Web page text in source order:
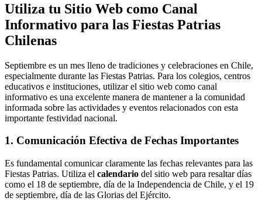
Utiliza tu Sitio Web como Canal
Informativo para las Fiestas Patrias
Chilenas
Septiembre es un mes lleno de tradiciones y celebraciones en Chile,
especialmente durante las Fiestas Patrias. Para los colegios, centros
educativos e instituciones, utilizar el sitio web como canal
informativo es una excelente manera de mantener a la comunidad
informada sobre las actividades y eventos relacionados con esta
importante festividad nacional.
1. Comunicación Efectiva de Fechas Importantes
Es fundamental comunicar claramente las fechas relevantes para las
Fiestas Patrias. Utiliza el calendario del sitio web para resaltar días
como el 18 de septiembre, día de la Independencia de Chile, y el 19
de septiembre, día de las Glorias del Ejército.